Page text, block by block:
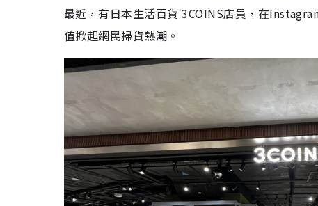
最近，有日本生活百貨 3COINS店員，在
值掀起網民掃貨熱潮。